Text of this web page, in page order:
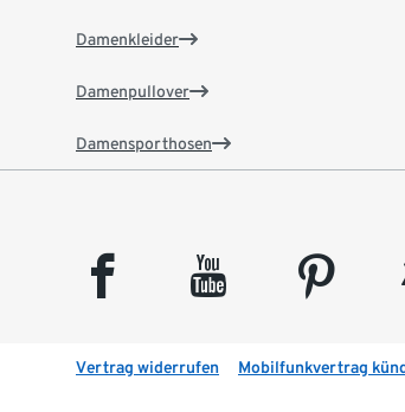
Damenkleider
Damenpullover
Damensporthosen
facebook youtube pinterest
Vertrag widerrufen Mobilfunkvertrag